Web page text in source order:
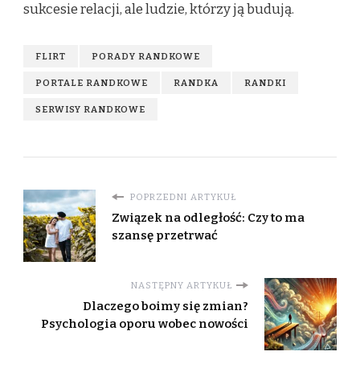
sukcesie relacji, ale ludzie, którzy ją budują.
FLIRT PORADY RANDKOWE
PORTALE RANDKOWE RANDKA RANDKI
SERWISY RANDKOWE
POPRZEDNI ARTYKUŁ
Związek na odległość: Czy to ma
szansę przetrwać
NASTĘPNY ARTYKUŁ
Dlaczego boimy się zmian?
Psychologia oporu wobec nowości